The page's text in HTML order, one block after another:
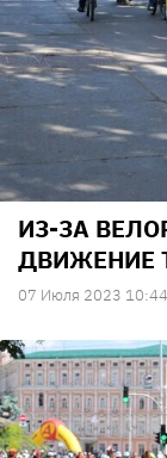
ИЗ-ЗА
ДВИЖЕНИЕ
07 Июля 2023 10:44